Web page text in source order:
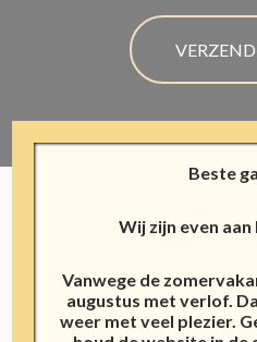
Beste
Wij zijn even
Vanwege de
augustus met verlof.
weer met veel plezier.